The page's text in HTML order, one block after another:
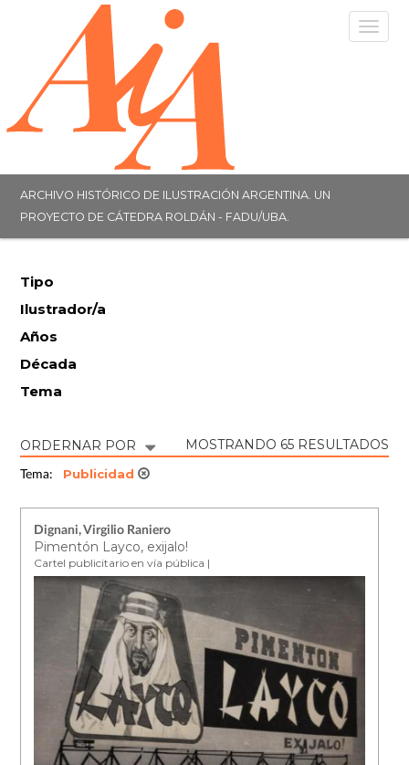
ARCHIVO HISTÓRICO DE ILUSTRACIÓN ARGENTINA. UN
PROYECTO DE CÁTEDRA ROLDÁN - FADU/UBA.
Tipo
Ilustrador/a
Años
Década
Tema
ORDERNAR POR MOSTRANDO 65 RESULTADOS
Tema: Publicidad
Dignani, Virgilio Raniero
Pimentón Layco, exijalo!
Cartel publicitario en vía pública |